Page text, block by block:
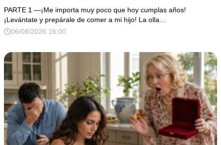
mi cama. Mi esposo regresó horas después oliendo al
perfume de su amante, seguro de que yo lo perdonaría.
Pero yo ya tenía 3 copias de los estados de cuenta y una
PARTE 1 —¡Me importa muy poco que hoy cumplas años!
¡Levántate y prepárale de comer a mi hijo! La olla…
06/08/2026 16:00